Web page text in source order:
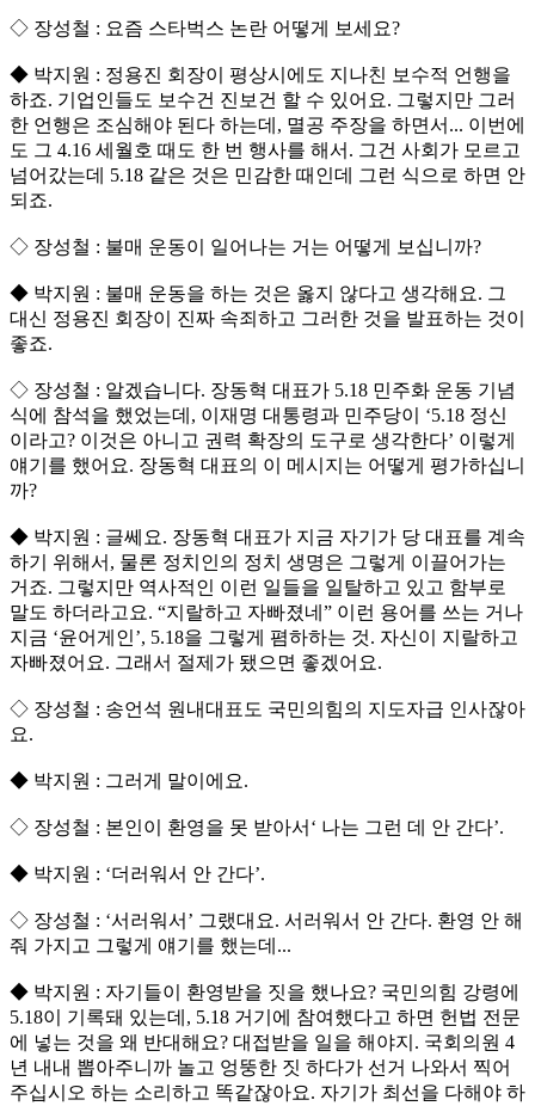
◇ 장성철 : 요즘 스타벅스 논란 어떻게 보세요?
◆ 박지원 : 정용진 회장이 평상시에도 지나친 보수적 언행을
하죠. 기업인들도 보수건 진보건 할 수 있어요. 그렇지만 그러
한 언행은 조심해야 된다 하는데, 멸공 주장을 하면서... 이번에
도 그 4.16 세월호 때도 한 번 행사를 해서. 그건 사회가 모르고
넘어갔는데 5.18 같은 것은 민감한 때인데 그런 식으로 하면 안
되죠.
◇ 장성철 : 불매 운동이 일어나는 거는 어떻게 보십니까?
◆ 박지원 : 불매 운동을 하는 것은 옳지 않다고 생각해요. 그
대신 정용진 회장이 진짜 속죄하고 그러한 것을 발표하는 것이
좋죠.
◇ 장성철 : 알겠습니다. 장동혁 대표가 5.18 민주화 운동 기념
식에 참석을 했었는데, 이재명 대통령과 민주당이 ‘5.18 정신
이라고? 이것은 아니고 권력 확장의 도구로 생각한다’ 이렇게
얘기를 했어요. 장동혁 대표의 이 메시지는 어떻게 평가하십니
까?
◆ 박지원 : 글쎄요. 장동혁 대표가 지금 자기가 당 대표를 계속
하기 위해서, 물론 정치인의 정치 생명은 그렇게 이끌어가는
거죠. 그렇지만 역사적인 이런 일들을 일탈하고 있고 함부로
말도 하더라고요. “지랄하고 자빠졌네” 이런 용어를 쓰는 거나
지금 ‘윤어게인’, 5.18을 그렇게 폄하하는 것. 자신이 지랄하고
자빠졌어요. 그래서 절제가 됐으면 좋겠어요.
◇ 장성철 : 송언석 원내대표도 국민의힘의 지도자급 인사잖아
요.
◆ 박지원 : 그러게 말이에요.
◇ 장성철 : 본인이 환영을 못 받아서‘ 나는 그런 데 안 간다’.
◆ 박지원 : ‘더러워서 안 간다’.
◇ 장성철 : ‘서러워서’ 그랬대요. 서러워서 안 간다. 환영 안 해
줘 가지고 그렇게 얘기를 했는데...
◆ 박지원 : 자기들이 환영받을 짓을 했나요? 국민의힘 강령에
5.18이 기록돼 있는데, 5.18 거기에 참여했다고 하면 헌법 전문
에 넣는 것을 왜 반대해요? 대접받을 일을 해야지. 국회의원 4
년 내내 뽑아주니까 놀고 엉뚱한 짓 하다가 선거 나와서 찍어
주십시오 하는 소리하고 똑같잖아요. 자기가 최선을 다해야 하